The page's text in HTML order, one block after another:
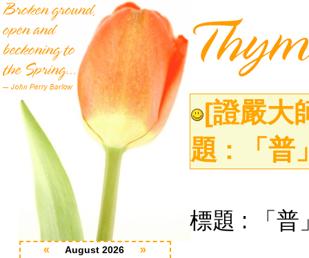
« August 2026 »
[證嚴大
題 : 「普
標題 :
「